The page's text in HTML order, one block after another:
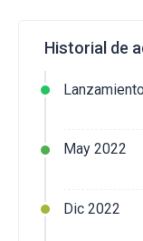
Historial de
May 2022
Dic 2022